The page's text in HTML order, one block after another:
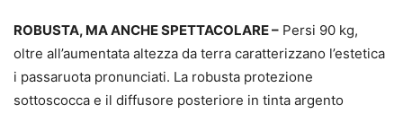
ROBUSTA, MA ANCHE SPETTACOLARE – Persi 90 kg,
oltre all’aumentata altezza da terra caratterizzano l’estetica
i passaruota pronunciati. La robusta protezione
sottoscocca e il diffusore posteriore in tinta argento